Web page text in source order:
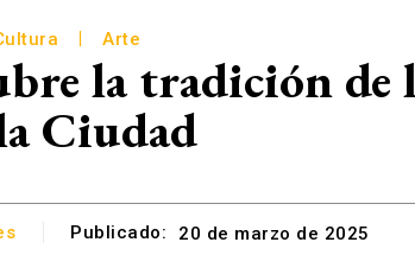
Arte
la tradición de
Ciudad
Publicado: 20 de marzo de 2025